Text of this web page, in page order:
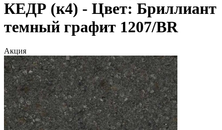
КЕДР (к4) - Цвет: Бриллиант
темный графит 1207/BR
Акция